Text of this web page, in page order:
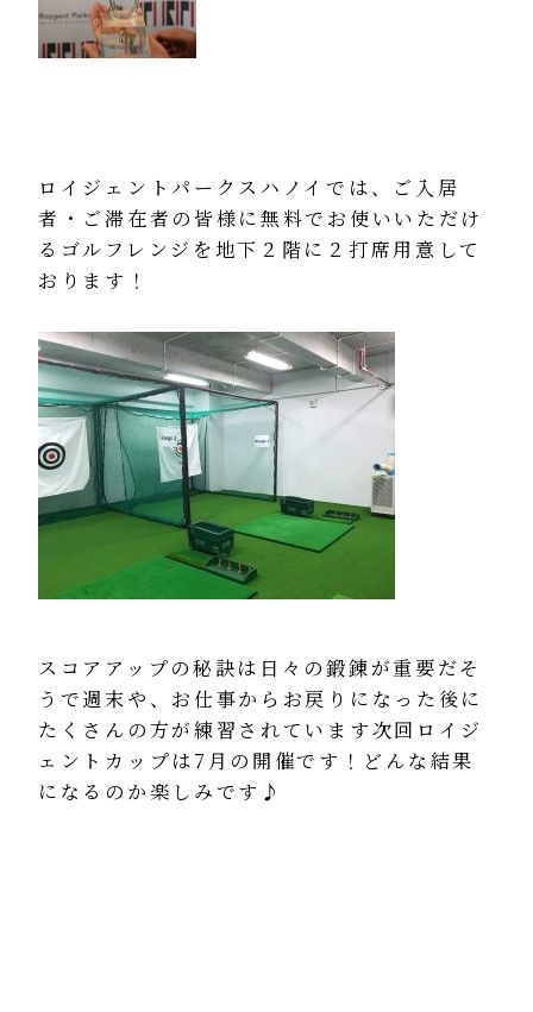
ロイジェントパークスハノイでは、ご入居
者・ご滞在者の皆様に無料でお使いいただけ
るゴルフレンジを地下２階に２打席用意して
おります！
スコアアップの秘訣は日々の鍛錬が重要だそ
うで週末や、お仕事からお戻りになった後に
たくさんの方が練習されています次回ロイジ
ェントカップは7月の開催です！どんな結果
になるのか楽しみです♪